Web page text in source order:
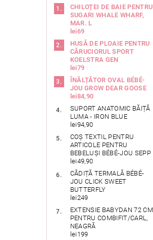
CHILOȚEI DE BAIE PENTRU
SUGARI WHALE WHARF,
MAR. L
lei69
HUSĂ DE PLOAIE PENTRU
CĂRUCIORUL SPORT
KOELSTRA GEN
lei79
ÎNĂLȚĂTOR OVAL BÉBÉ-
JOU GROW DEAR GOOSE
lei84,90
SUPORT ANATOMIC BĂIȚĂ
LUMA - IRON BLUE
lei94,90
COȘ TEXTIL PENTRU
ARTICOLE PENTRU
BEBELUȘI BÉBÉ-JOU SEPP
lei49,90
CĂDIȚĂ TERMALĂ BÉBÉ-
JOU CLICK SWEET
BUTTERFLY
lei249
EXTENSIE BABYDAN 72 CM
PENTRU COMBIFIT/CARL,
NEAGRĂ
lei199